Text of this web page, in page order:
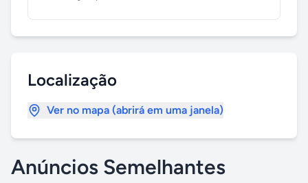
Localização
Ver no mapa (abrirá em uma janela)
Anúncios Semelhantes